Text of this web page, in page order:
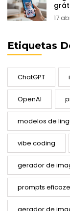
17
Etiquetas
ChatGPT
OpenAI
modelos de
vibe coding
gerador de
prompts